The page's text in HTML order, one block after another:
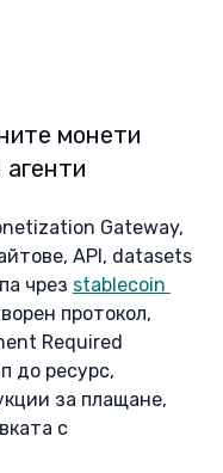
монети
Gateway,
API, datasets
чрез stablecoin
протокол,
Required
до ресурс,
за плащане,
с